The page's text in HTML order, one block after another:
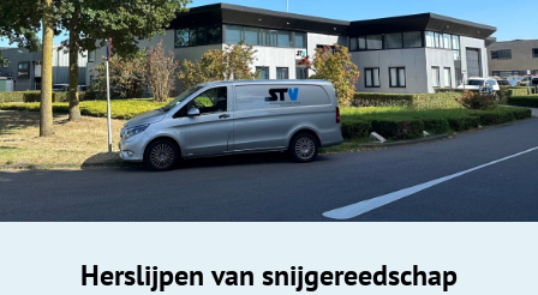
Herslijpen van snijgereedschap